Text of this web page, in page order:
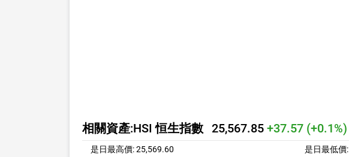
相關資產:HSI 恒生指數 25,567.85 +37.57 (+0.1%)
是日最高價:25,569.60 是日最低價: